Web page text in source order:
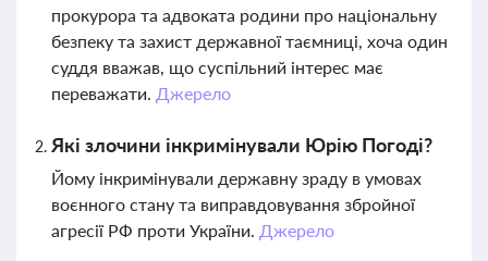
прокурора та адвоката родини про національну
безпеку та захист державної таємниці, хоча один
суддя вважав, що суспільний інтерес має
переважати. Джерело
Які злочини інкримінували Юрію Погоді?
Йому інкримінували державну зраду в умовах
воєнного стану та виправдовування збройної
агресії РФ проти України. Джерело